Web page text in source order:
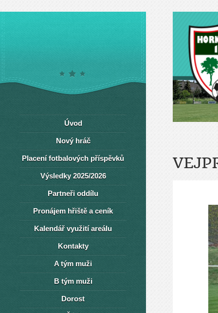
Úvod
Nový hráč
Placení fotbalových příspěvků
Výsledky 2025/2026
Partneři oddílu
Pronájem hřiště a ceník
Kalendář využití areálu
Kontakty
A tým muži
B tým muži
Dorost